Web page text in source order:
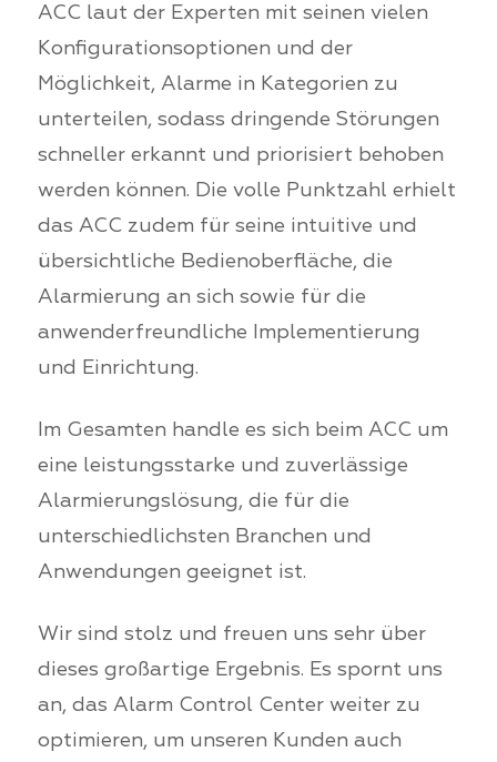
ACC laut der Experten mit seinen vielen
Konfigurationsoptionen und der
Möglichkeit, Alarme in Kategorien zu
unterteilen, sodass dringende Störungen
schneller erkannt und priorisiert behoben
werden können. Die volle Punktzahl erhielt
das ACC zudem für seine intuitive und
übersichtliche Bedienoberfläche, die
Alarmierung an sich sowie für die
anwenderfreundliche Implementierung
und Einrichtung.
Im Gesamten handle es sich beim ACC um
eine leistungsstarke und zuverlässige
Alarmierungslösung, die für die
unterschiedlichsten Branchen und
Anwendungen geeignet ist.
Wir sind stolz und freuen uns sehr über
dieses großartige Ergebnis. Es spornt uns
an, das Alarm Control Center weiter zu
optimieren, um unseren Kunden auch